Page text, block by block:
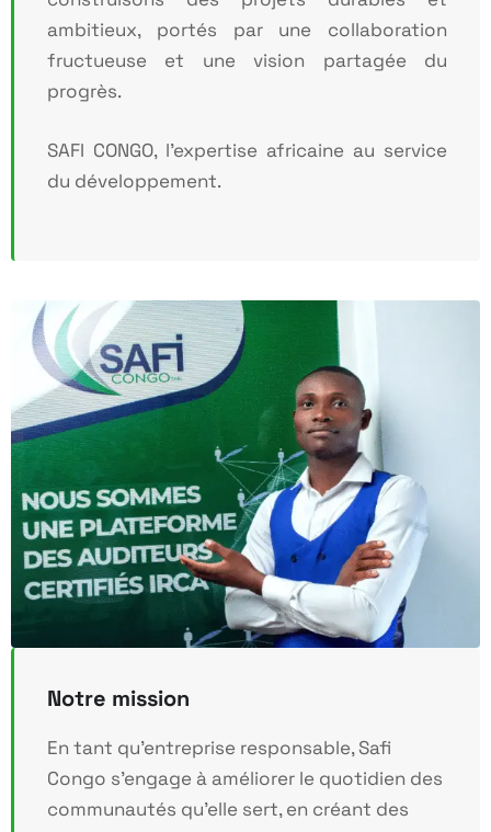
ambitieux, portés par une collaboration
fructueuse et une vision partagée du
progrès.
SAFI CONGO, l’expertise africaine au service
du développement.
Notre mission
En tant qu’entreprise responsable, Safi
Congo s’engage à améliorer le quotidien des
communautés qu’elle sert, en créant des